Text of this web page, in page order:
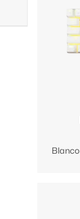
Blanco